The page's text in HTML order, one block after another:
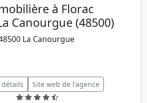
à Florac
Canourgue (48500)
La Canourgue
détails Site web de l'agence